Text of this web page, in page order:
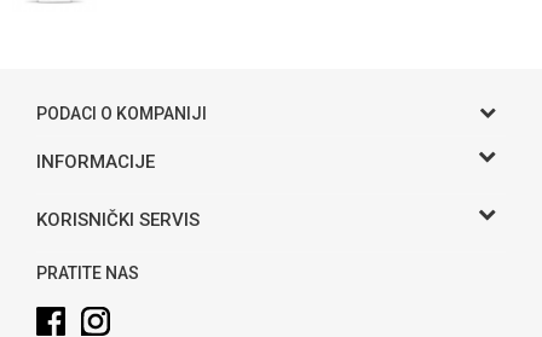
PODACI O KOMPANIJI
Gama S doo
Adresa
Telefon:
INFORMACIJE
O nama
KORISNIČKI SERVIS
Uslovi korišćenja i prodaje
Kako kupiti
PRATITE NAS